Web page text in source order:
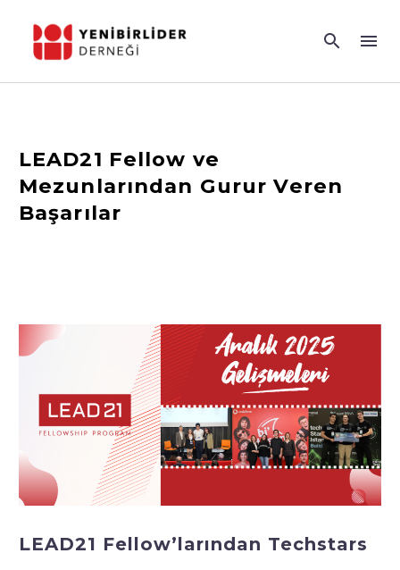
LEAD21 Fellow ve
Mezunlarından Gurur Veren
Başarılar
LEAD21 Fellow’larından Techstars